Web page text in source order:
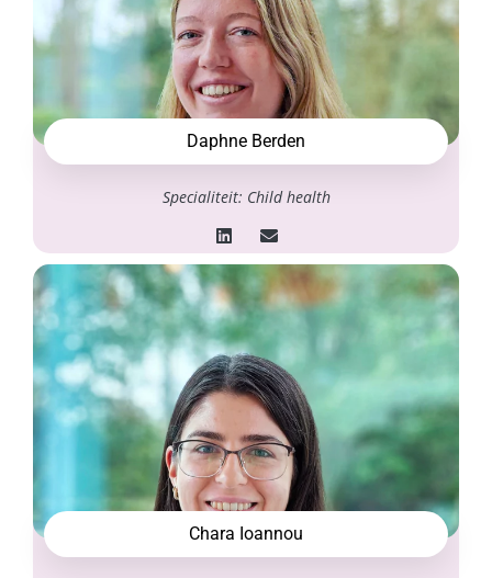
Daphne Berden
Specialiteit: Child health
Chara Ioannou